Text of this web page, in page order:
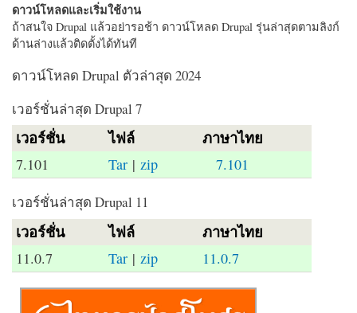
ดาวน์โหลดและเริ่มใช้งาน
ถ้าสนใจ Drupal แล้วอย่ารอช้า ดาวน์โหลด Drupal รุ่นล่าสุดตามลิงก์
ด้านล่างแล้วติดตั้งได้ทันที
ดาวน์โหลด Drupal ตัวล่าสุด 2024
เวอร์ชั่นล่าสุด Drupal 7
เวอร์ชั่น ไฟล์ ภาษาไทย
7.101 Tar |zip 7.101
เวอร์ชั่นล่าสุด Drupal 11
เวอร์ชั่น ไฟล์ ภาษาไทย
11.0.7 Tar | zip 11.0.7